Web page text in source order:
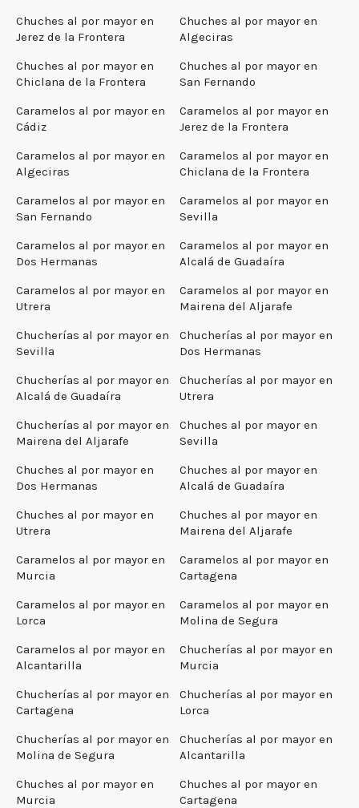
Chuches al por mayor en
Jerez de la Frontera
Chuches al por mayor en
Algeciras
Chuches al por mayor en
Chiclana de la Frontera
Chuches al por mayor en
San Fernando
Caramelos al por mayor en
Cádiz
Caramelos al por mayor en
Jerez de la Frontera
Caramelos al por mayor en
Algeciras
Caramelos al por mayor en
Chiclana de la Frontera
Caramelos al por mayor en
San Fernando
Caramelos al por mayor en
Sevilla
Caramelos al por mayor en
Dos Hermanas
Caramelos al por mayor en
Alcalá de Guadaíra
Caramelos al por mayor en
Utrera
Caramelos al por mayor en
Mairena del Aljarafe
Chucherías al por mayor en
Sevilla
Chucherías al por mayor en
Dos Hermanas
Chucherías al por mayor en
Alcalá de Guadaíra
Chucherías al por mayor en
Utrera
Chucherías al por mayor en
Mairena del Aljarafe
Chuches al por mayor en
Sevilla
Chuches al por mayor en
Dos Hermanas
Chuches al por mayor en
Alcalá de Guadaíra
Chuches al por mayor en
Utrera
Chuches al por mayor en
Mairena del Aljarafe
Caramelos al por mayor en
Murcia
Caramelos al por mayor en
Cartagena
Caramelos al por mayor en
Lorca
Caramelos al por mayor en
Molina de Segura
Caramelos al por mayor en
Alcantarilla
Chucherías al por mayor en
Murcia
Chucherías al por mayor en
Cartagena
Chucherías al por mayor en
Lorca
Chucherías al por mayor en
Molina de Segura
Chucherías al por mayor en
Alcantarilla
Chuches al por mayor en
Murcia
Chuches al por mayor en
Cartagena